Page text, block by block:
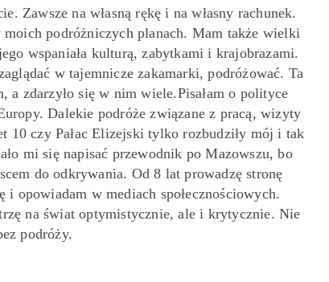
Zawsze na własną rękę i na własny rachunek.
moich podróżniczych planach. Mam także wielki
wspaniała kulturą, zabytkami i krajobrazami.
w tajemnicze zakamarki, podróżować. Ta
a zdarzyło się w nim wiele.Pisałam o polityce
Dalekie podróże związane z pracą, wizyty
10 czy Pałac Elizejski tylko rozbudziły mój i tak
mi się napisać przewodnik po Mazowszu, bo
do odkrywania. Od 8 lat prowadzę stronę
opowiadam w mediach społecznościowych.
na świat optymistycznie, ale i krytycznie. Nie
podróży.